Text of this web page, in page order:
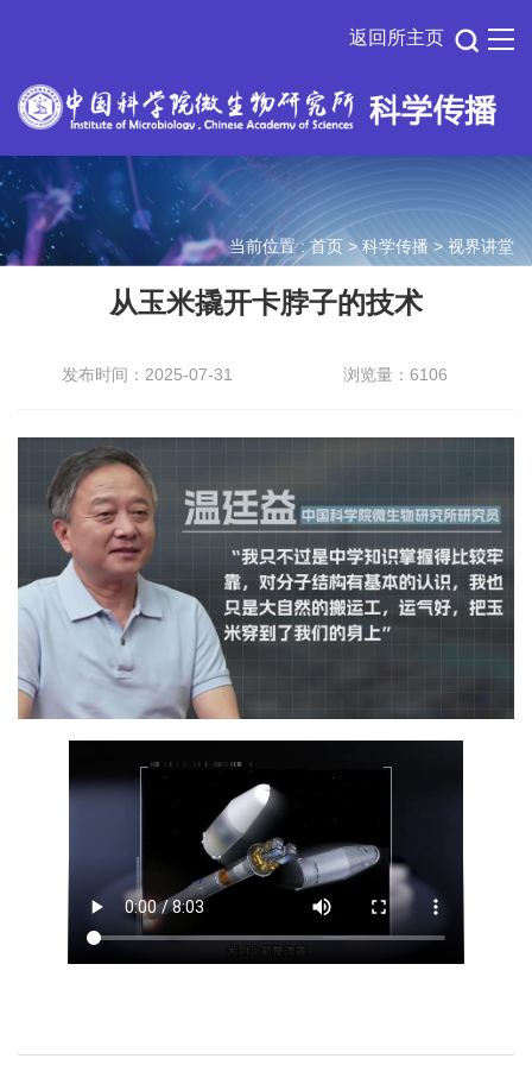
返回所主页
当前位置 :首页 >科学传播 > 视界讲堂
从玉米撬开卡脖子的技术
发布时间：2025-07-31 浏览量：6106